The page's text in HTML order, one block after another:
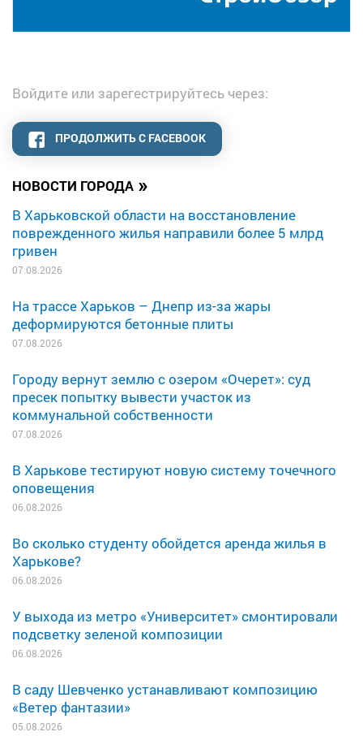
НОВОСТИ ГОРОДА »
В Харьковской области на восстановление
поврежденного жилья направили более 5 млрд
гривен
07.08.2026
На трассе Харьков – Днепр из-за жары
деформируются бетонные плиты
07.08.2026
Городу вернут землю с озером «Очерет»: суд
пресек попытку вывести участок из
коммунальной собственности
07.08.2026
В Харькове тестируют новую систему точечного
оповещения
06.08.2026
Во сколько студенту обойдется аренда жилья в
Харькове?
06.08.2026
У выхода из метро «Университет» смонтировали
подсветку зеленой композиции
06.08.2026
В саду Шевченко устанавливают композицию
«Ветер фантазии»
05.08.2026
Войдите или зарегестрируйтесь через:
ПРОДОЛЖИТЬ С FACEBOOK